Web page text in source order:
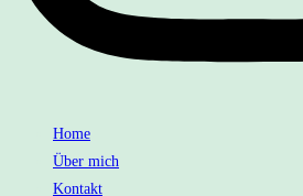
Home
Über mich
Kontakt